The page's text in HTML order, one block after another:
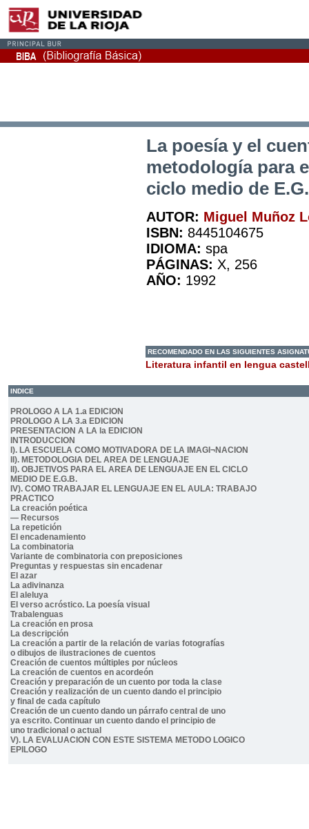
La poesía y el
metodología para
ciclo medio de
AUTOR: Miguel Muñoz
ISBN: 8445104675
IDIOMA: spa
PÁGINAS: X, 256
AÑO: 1992
RECOMENDADO EN LAS SIGUIENTES
Literatura infantil en lengua
INDICE
PROLOGO A LA 1.a EDICION
PROLOGO A LA 3.a EDICION
PRESENTACION A LA la EDICION
INTRODUCCION
I). LA ESCUELA COMO MOTIVADORA DE LA IMAGI¬NACION
II). METODOLOGIA DEL AREA DE LENGUAJE
II). OBJETIVOS PARA EL AREA DE LENGUAJE EN EL CICLO
MEDIO DE E.G.B.
IV). COMO TRABAJAR EL LENGUAJE EN EL AULA: TRABAJO
PRACTICO
La creación poética
— Recursos
La repetición
El encadenamiento
La combinatoria
Variante de combinatoria con preposiciones
Preguntas y respuestas sin encadenar
El azar
La adivinanza
El aleluya
El verso acróstico. La poesía visual
Trabalenguas
La creación en prosa
La descripción
La creación a partir de la relación de varias fotografías
o dibujos de ilustraciones de cuentos
Creación de cuentos múltiples por núcleos
La creación de cuentos en acordeón
Creación y preparación de un cuento por toda la clase
Creación y realización de un cuento dando el principio
y final de cada capítulo
Creación de un cuento dando un párrafo central de uno
ya escrito. Continuar un cuento dando el principio de
uno tradicional o actual
V). LA EVALUACION CON ESTE SISTEMA METODO LOGICO
EPILOGO